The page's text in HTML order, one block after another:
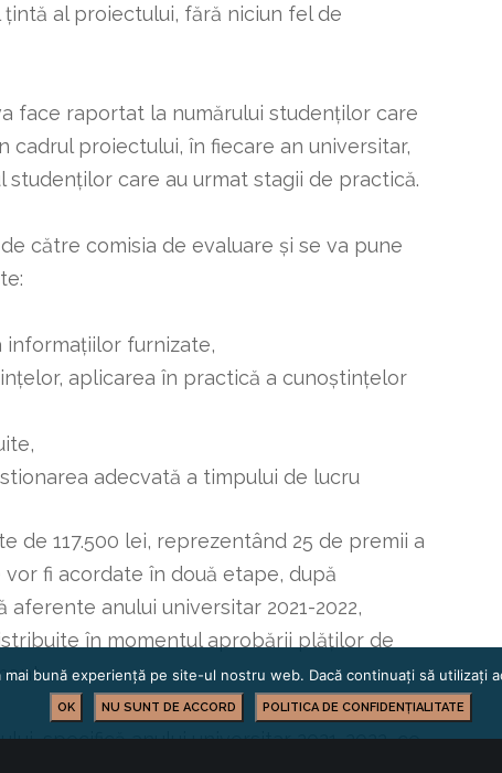
al proiectului, fără niciun fel de
face raportat la numărului studenților care
cadrul proiectului, în fiecare an universitar,
studenților care au urmat stagii de practică.
către comisia de evaluare și se va pune
furnizate,
aplicarea în practică a cunoștințelor
adecvată a timpului de lucru
de 117.500 lei, reprezentând 25 de premii a
fi acordate în două etape, după
anului universitar 2021-2022,
în momentul aprobării plăților de
specifică anului universitar 2021-2022, ce
bună experiență pe site-ul nostru web. Dacă continuați să
OK NU SUNT DE ACCORD POLITICA DE CONFIDENȚIALITATE